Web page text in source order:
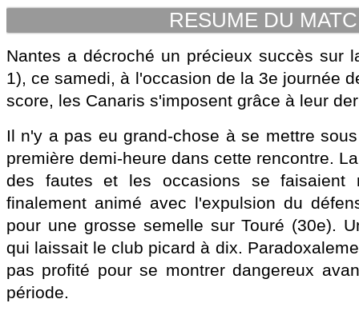
RESUME DU
Nantes a décroché un précieux succès sur
1), ce samedi, à l'occasion de la 3e journée
score, les Canaris s'imposent grâce à leur
Il n'y a pas eu grand-chose à se mettre
première demi-heure dans cette rencontre.
des fautes et les occasions se faisaient
finalement animé avec l'expulsion du
pour une grosse semelle sur Touré (30e).
qui laissait le club picard à dix.
pas profité pour se montrer dangereux
période.